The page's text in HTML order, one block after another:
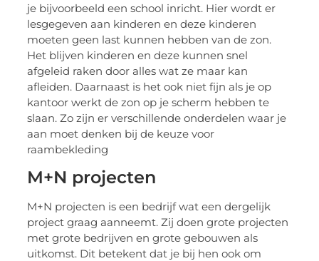
je bijvoorbeeld een school inricht. Hier wordt er
lesgegeven aan kinderen en deze kinderen
moeten geen last kunnen hebben van de zon.
Het blijven kinderen en deze kunnen snel
afgeleid raken door alles wat ze maar kan
afleiden. Daarnaast is het ook niet fijn als je op
kantoor werkt de zon op je scherm hebben te
slaan. Zo zijn er verschillende onderdelen waar je
aan moet denken bij de keuze voor
raambekleding
M+N projecten
M+N projecten is een bedrijf wat een dergelijk
project graag aanneemt. Zij doen grote projecten
met grote bedrijven en grote gebouwen als
uitkomst. Dit betekent dat je bij hen ook om